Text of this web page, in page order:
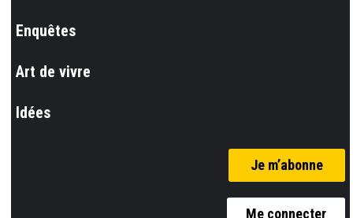
Enquêtes
Art de vivre
Idées
Je m’abonne
Me connecter